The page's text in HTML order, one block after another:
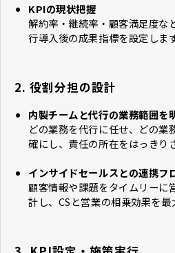
KPIの現状把握
解約率・継続率・顧客満足度な
行導入後の成果指標を設定します
2. 役割分担の設計
内製チームと代行の業務範囲を
どの業務を代行に任せ、どの業
確にし、責任の所在をはっきり
インサイドセールスとの連携フ
顧客情報や課題をタイムリーに
計し、CSと営業の相乗効果を最